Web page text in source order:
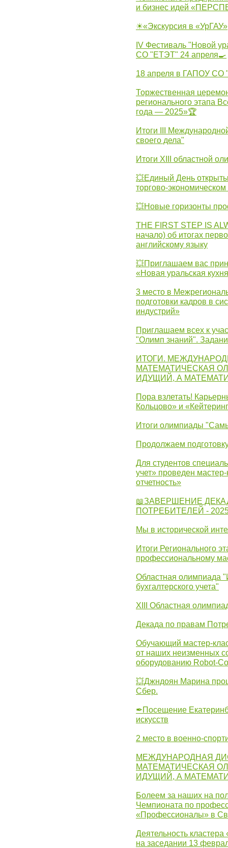
и бизнес идей
☀«Экскурсия в «УрГАУ»
IV Фестиваль "Новой
СО "ЕТЭТ" 24 апреля🍳
18 апреля в ГАПОУ СО
Торжественная
регионального этапа
года — 2025»🏆
Итоги III
своего дела"
Итоги XIII областной
💥Единый День
торгово-
💥Новые горизонты
THE FIRST STEP IS
начало) об итогах
английскому языку
💥Приглашаем вас
«Новая уральская
3 место в
подготовки кадров в
индустрий»
Приглашаем всех к
"Олимп знаний".
ИТОГИ.
МАТЕМАТИЧЕСКАЯ
ИДУЩИЙ, А
Пора взлетать!
Кольцово» и
Итоги олимпиады
Продолжаем
Для студентов
учет» проведен
отчетность»
📖ЗАВЕРШЕНИЕ
ПОТРЕБИТЕЛЕЙ -
Мы в исторической
Итоги Регионального
профессиональному
Областная олимпиада
бухгалтерского учета"
XIII Областная
Декада по правам
Обучающий мастер-
от наших неизменных
оборудованию Robot-
💥Джндоян Марина
Сбер.
✒Посещение
искусств
2 место в военно-
МЕЖДУНАРОДНАЯ
МАТЕМАТИЧЕСКАЯ
ИДУЩИЙ, А
Болеем за наших на
Чемпионата по
«Профессионалы» в
Деятельность
на заседании 13